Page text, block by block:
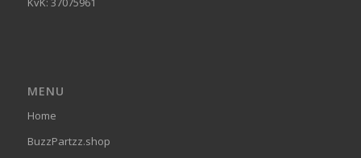
MENU
Home
BuzzPartzz.shop